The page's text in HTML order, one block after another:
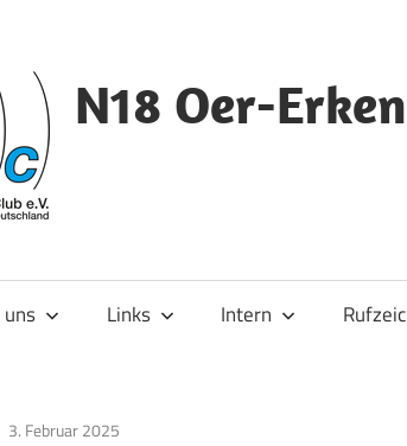
N18 Oer-
Links Intern
3. Februar 2025